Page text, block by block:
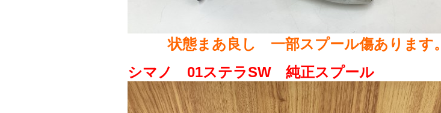
状態まあ良し 一部スプール傷あります。
シマノ 01ステラSW 純正スプール